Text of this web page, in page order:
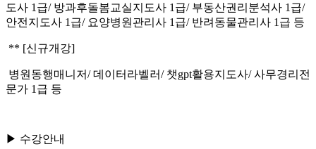
도사 1급/ 방과후돌봄교실지도사 1급/ 부동산권리분석사 1급/
안전지도사 1급/ 요양병원관리사 1급/ 반려동물관리사 1급 등
** [신규개강]
병원동행매니저/ 데이터라벨러/ 챗gpt활용지도사/ 사무경리전
문가 1급 등
▶ 수강안내